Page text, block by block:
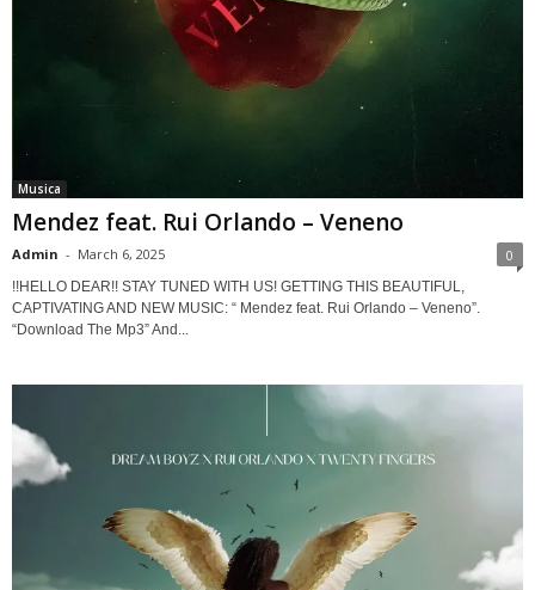
Musica
Mendez feat. Rui Orlando – Veneno
Admin - March 6, 2025 0
!!HELLO DEAR!! STAY TUNED WITH US! GETTING THIS BEAUTIFUL,
CAPTIVATING AND NEW MUSIC: “ Mendez feat. Rui Orlando – Veneno”.
“Download The Mp3” And...